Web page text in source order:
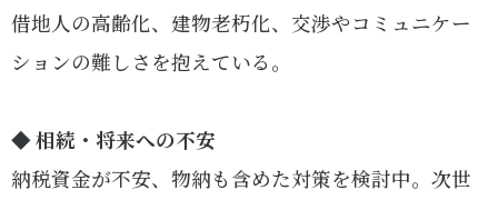
借地人の高齢化、建物老朽化、交渉やコミュニケー
ションの難しさを抱えている。
◆ 相続・将来への不安
納税資金が不安、物納も含めた対策を検討中。次世